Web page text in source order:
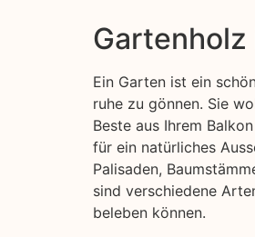
Ein Garten ist ein
ruhe zu gönnen. Sie
Beste aus Ihrem
für ein natürliches
Palisaden,
sind verschiedene
beleben können.